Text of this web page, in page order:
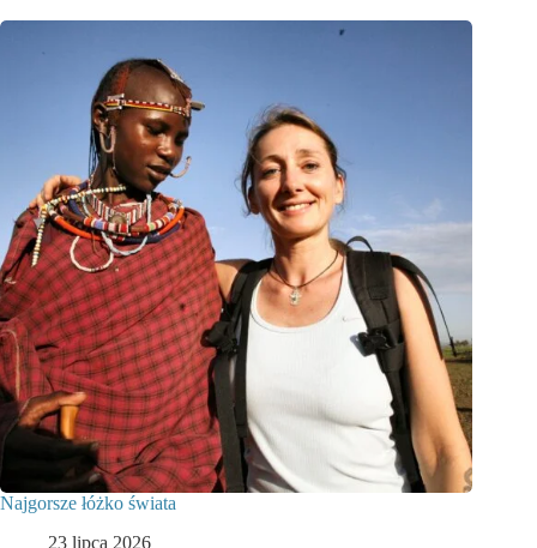
Najgorsze łóżko świata
23 lipca 2026